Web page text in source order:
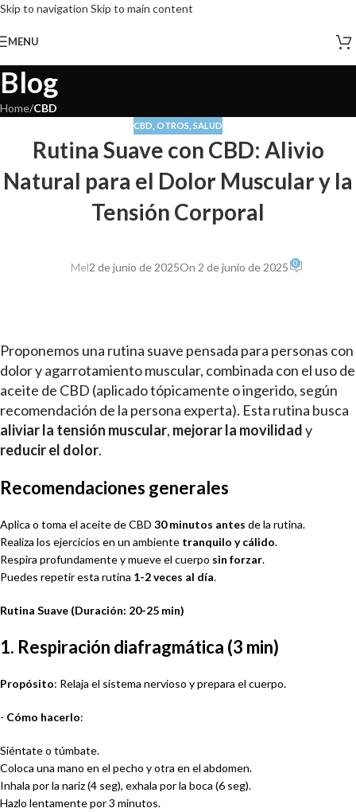
Skip to navigation Skip to main content
MENU
Blog
Home/CBD
CBD OTROS SALUD
Rutina Suave con CBD: Alivio
Natural para el Dolor Muscular y la
Tensión Corporal
Mel2 de junio de 2025On 2 de junio de 2025 0
Proponemos una rutina suave pensada para personas con
dolor y agarrotamiento muscular, combinada con el uso de
aceite de CBD (aplicado tópicamente o ingerido, según
recomendación de la persona experta). Esta rutina busca
aliviar la tensión muscular, mejorar la movilidady
reducir el dolor.
Recomendaciones generales
Aplica o toma el aceite de CBD 30 minutos antes de la rutina.
Realiza los ejercicios en un ambiente tranquilo y cálido.
Respira profundamente y mueve el cuerpo sin forzar.
Puedes repetir esta rutina 1-2 veces al día.
Rutina Suave (Duración: 20-25 min)
1. Respiración diafragmática (3 min)
Propósito: Relaja el sistema nervioso y prepara el cuerpo.
- Cómo hacerlo:
Siéntate o túmbate.
Coloca una mano en el pecho y otra en el abdomen.
Inhala por la nariz (4 seg), exhala por la boca (6 seg).
Hazlo lentamente por 3 minutos.